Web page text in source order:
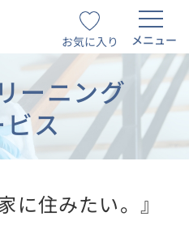
お気に入り メニュー
ーニング
ス
に住みたい。』